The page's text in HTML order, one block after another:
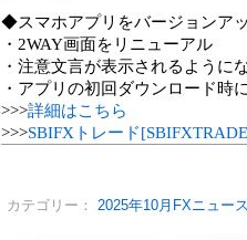
◆スマホアプリをバージョンア
・2WAY画面をリニューアル
・注意文言が表示されるように
・アプリの初回ダウンロード時
>>>詳細はこちら
>>>SBIFXトレード
カテゴリー： 2025年10月FXニュー